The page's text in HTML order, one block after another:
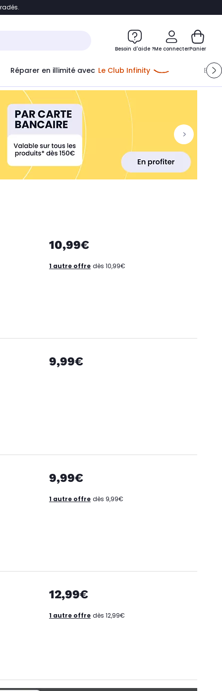
Besoin d'aide ?Me connecterPanier
Réparer en illimité avec Le Club Infinity
10,99€
1 autre offre dès 10,99€
9,99€
9,99€
1 autre offre dès 9,99€
12,99€
1 autre offre dès 12,99€